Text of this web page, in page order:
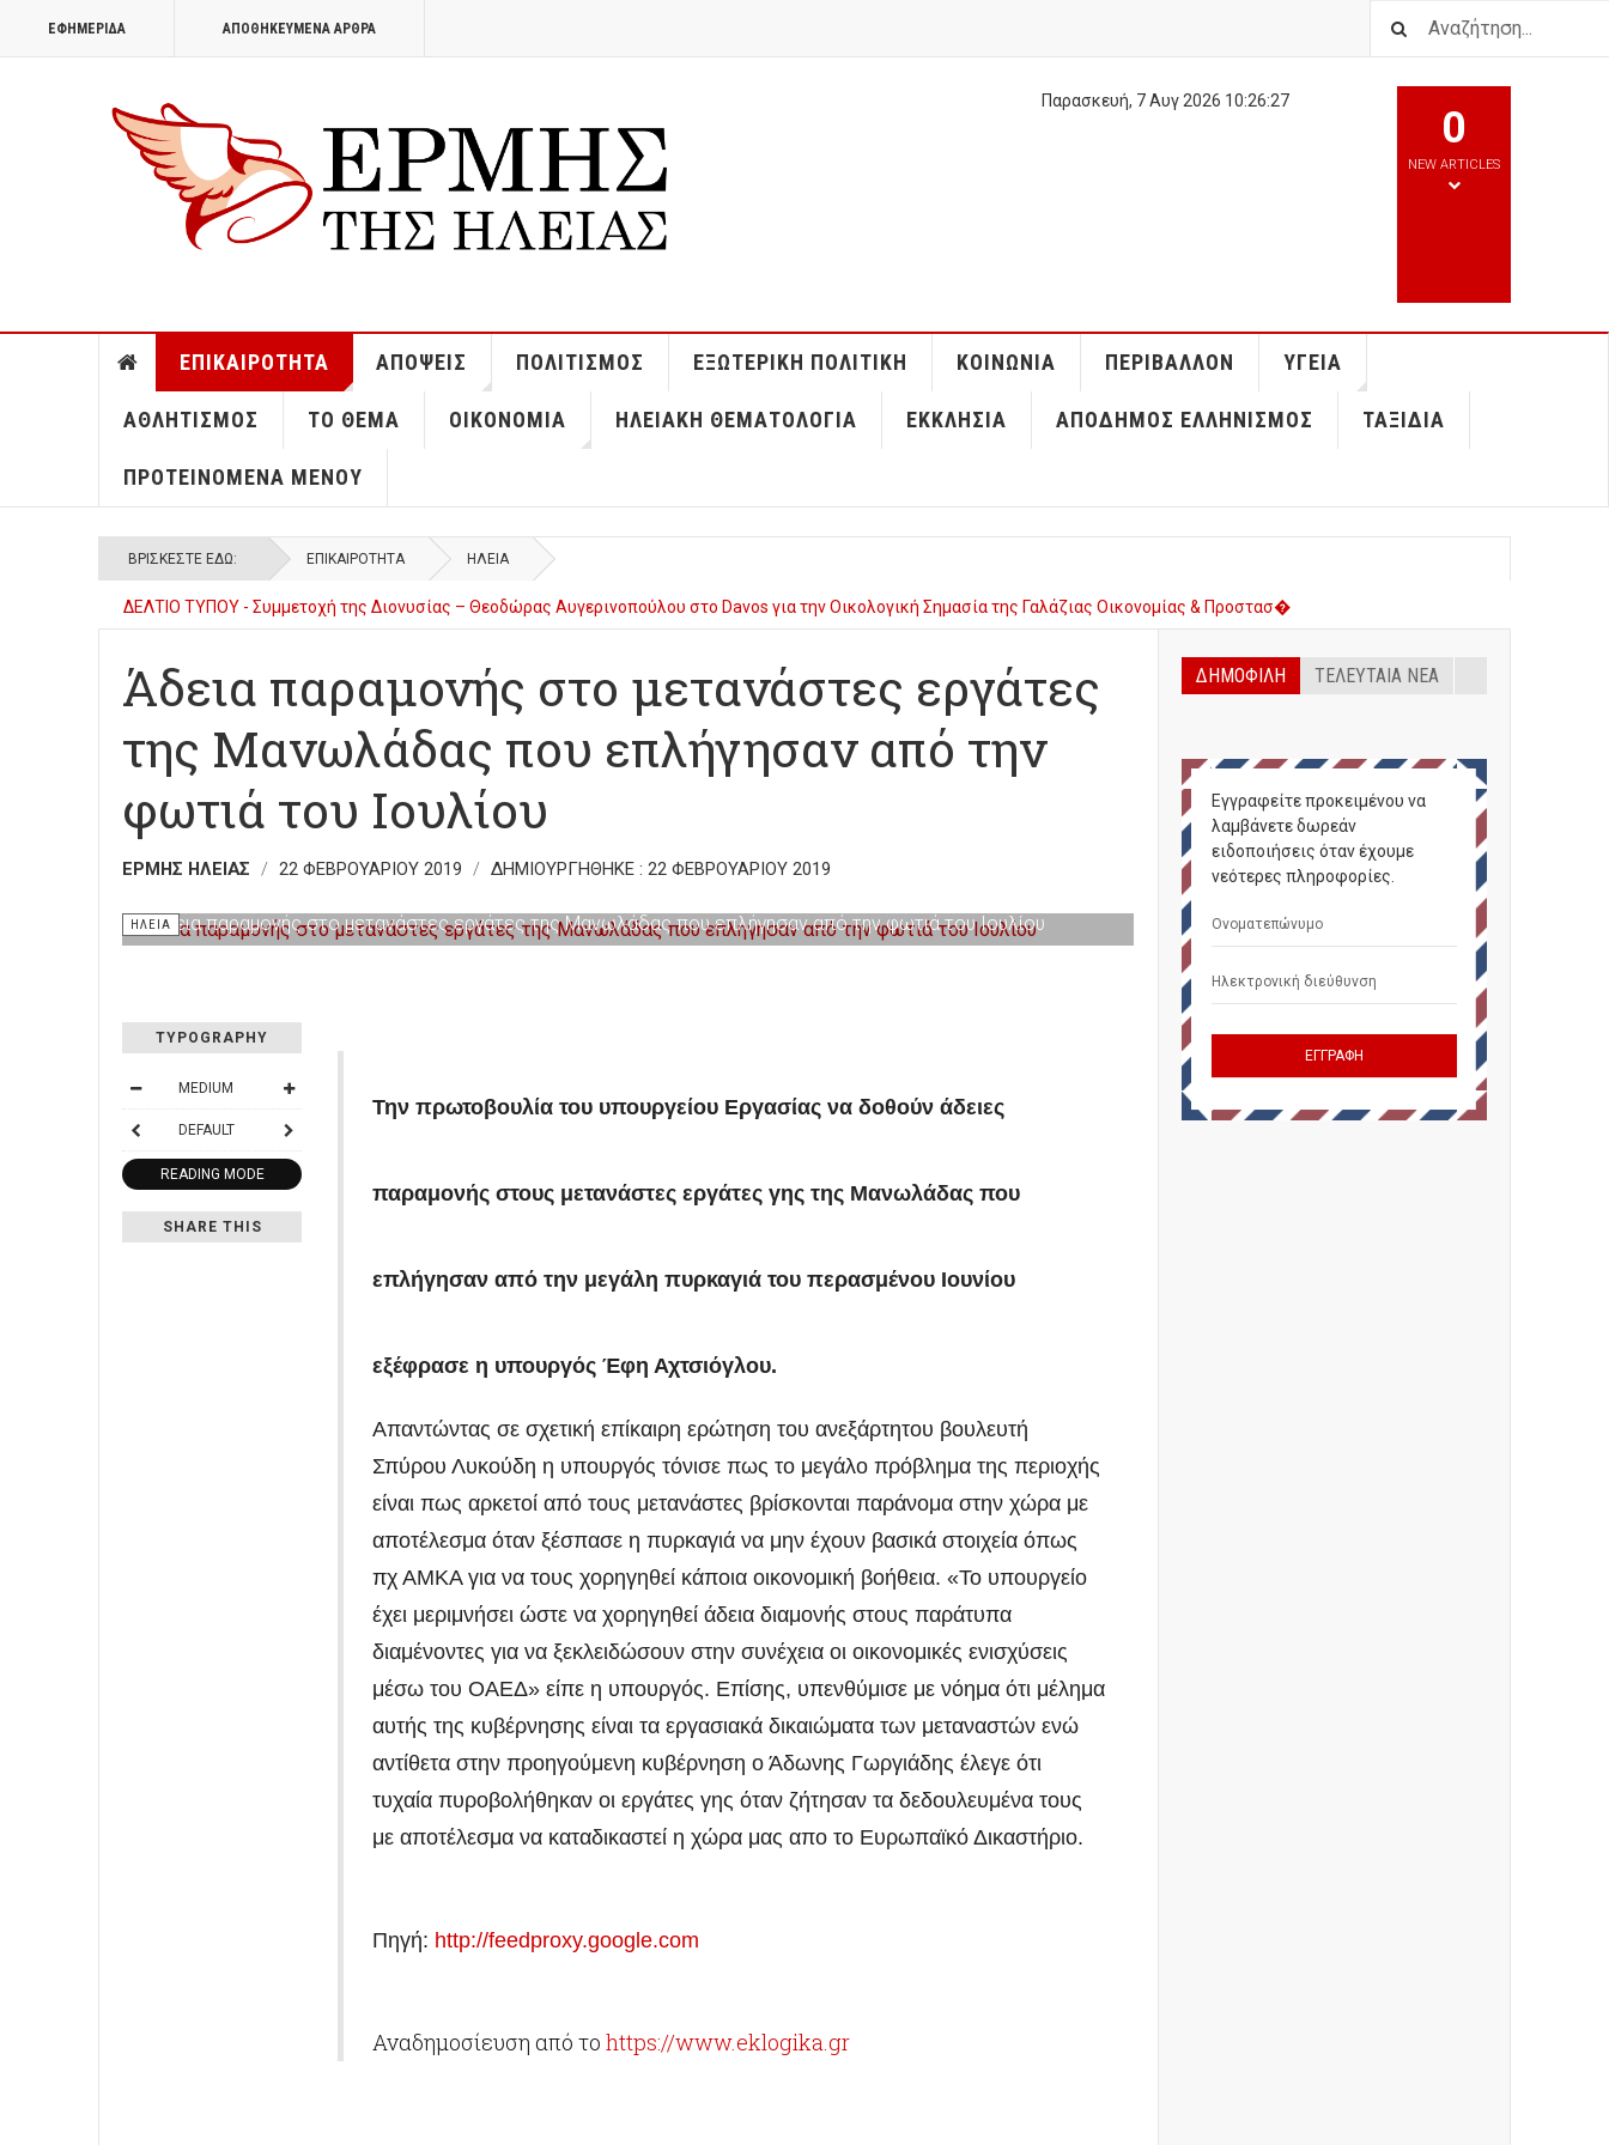
ΕΦΗΜΕΡΊΔΑ ΑΠΟΘΗΚΕΥΜΈΝΑ ΆΡΘΡΑ
Παρασκευή, 7 Αυγ 2026 10:26:28
0
NEW ARTICLES
ΕΠΙΚΑΙΡΌΤΗΤΑ ΑΠΌΨΕΙΣ ΠΟΛΙΤΙΣΜΌΣ ΕΞΩΤΕΡΙΚΉ ΠΟΛΙΤΙΚΉ ΚΟΙΝΩΝΊΑ ΠΕΡΙΒΆΛΛΟΝ ΥΓΕΊΑ
ΑΘΛΗΤΙΣΜΌΣ ΤΟ ΘΈΜΑ ΟΙΚΟΝΟΜΊΑ ΗΛΕΙΑΚΉ ΘΕΜΑΤΟΛΟΓΊΑ ΕΚΚΛΗΣΊΑ ΑΠΌΔΗΜΟΣ ΕΛΛΗΝΙΣΜΌΣ ΤΑΞΊΔΙΑ
ΠΡΟΤΕΙΝΌΜΕΝΑ ΜΕΝΟΎ
ΒΡΊΣΚΕΣΤΕ ΕΔΏ: ΕΠΙΚΑΙΡΌΤΗΤΑ ΗΛΕΊΑ
Δελτίο τύπου - 2ο Γυμνάσιο Πύργου - Υλοποίηση Εργαστηρίου στο πλαίσιο του 27ου Διεθνούς Φεστιβάλ Κινηματογράφου Ολυμπίας για Παιδιά και Ν�
ΔΕΛΤΙΟΝ ΤΥΠΟΥ - Πνευματική Ἐκδήλωση γιά τούς τρεῖς Ἱεράρχες
Άδεια παραμονής στο μετανάστες εργάτες
της Μανωλάδας που επλήγησαν από την
φωτιά του Ιουλίου
ΕΡΜΉΣ ΗΛΕΊΑΣ 22 ΦΕΒΡΟΥΑΡΊΟΥ 2019 ΔΗΜΙΟΥΡΓΉΘΗΚΕ : 22 ΦΕΒΡΟΥΑΡΊΟΥ 2019
Άδεια παραμονής στο μετανάστες εργάτες της Μανωλάδας που επλήγησαν από την φωτιά του Ιουλίου
ΗΛΕΊΑ
TYPOGRAPHY
MEDIUM
DEFAULT
READING MODE
SHARE THIS
Την πρωτοβουλία του υπουργείου Εργασίας να δοθούν άδειες
παραμονής στους μετανάστες εργάτες γης της Μανωλάδας που
επλήγησαν από την μεγάλη πυρκαγιά του περασμένου Ιουνίου
εξέφρασε η υπουργός Έφη Αχτσιόγλου.
Απαντώντας σε σχετική επίκαιρη ερώτηση του ανεξάρτητου βουλευτή
Σπύρου Λυκούδη η υπουργός τόνισε πως το μεγάλο πρόβλημα της περιοχής
είναι πως αρκετοί από τους μετανάστες βρίσκονται παράνομα στην χώρα με
αποτέλεσμα όταν ξέσπασε η πυρκαγιά να μην έχουν βασικά στοιχεία όπως
πχ ΑΜΚΑ για να τους χορηγηθεί κάποια οικονομική βοήθεια. «Το υπουργείο
έχει μεριμνήσει ώστε να χορηγηθεί άδεια διαμονής στους παράτυπα
διαμένοντες για να ξεκλειδώσουν στην συνέχεια οι οικονομικές ενισχύσεις
μέσω του ΟΑΕΔ» είπε η υπουργός. Επίσης, υπενθύμισε με νόημα ότι μέλημα
αυτής της κυβέρνησης είναι τα εργασιακά δικαιώματα των μεταναστών ενώ
αντίθετα στην προηγούμενη κυβέρνηση ο Άδωνης Γωργιάδης έλεγε ότι
τυχαία πυροβολήθηκαν οι εργάτες γης όταν ζήτησαν τα δεδουλευμένα τους
με αποτέλεσμα να καταδικαστεί η χώρα μας απο το Ευρωπαϊκό Δικαστήριο.
Πηγή: http://feedproxy.google.com
Αναδημοσίευση από το https://www.eklogika.gr
ΔΗΜΟΦΙΛΉ ΤΕΛΕΥΤΑΊΑ ΝΈΑ
Εγγραφείτε προκειμένου να
λαμβάνετε δωρεάν
ειδοποιήσεις όταν έχουμε
νεότερες πληροφορίες.